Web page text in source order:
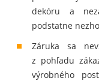
dekóru a
podstatne
Záruka sa
z pohľadu
výrobného